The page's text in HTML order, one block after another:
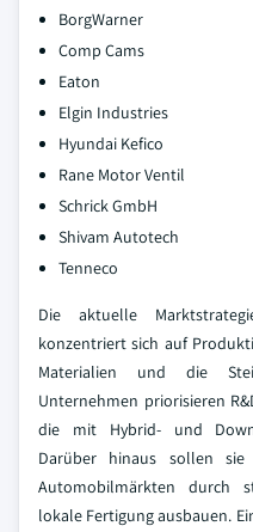
BorgWarner
Comp Cams
Eaton
Elgin Industries
Hyundai Kefico
Rane Motor Ventil
Schrick GmbH
Shivam Autotech
Tenneco
Die aktuelle
konzentriert sich auf
Materialien und die
Unternehmen priorisieren
die mit Hybrid- und
Darüber hinaus sollen
Automobilmärkten durch
lokale Fertigung ausbauen.